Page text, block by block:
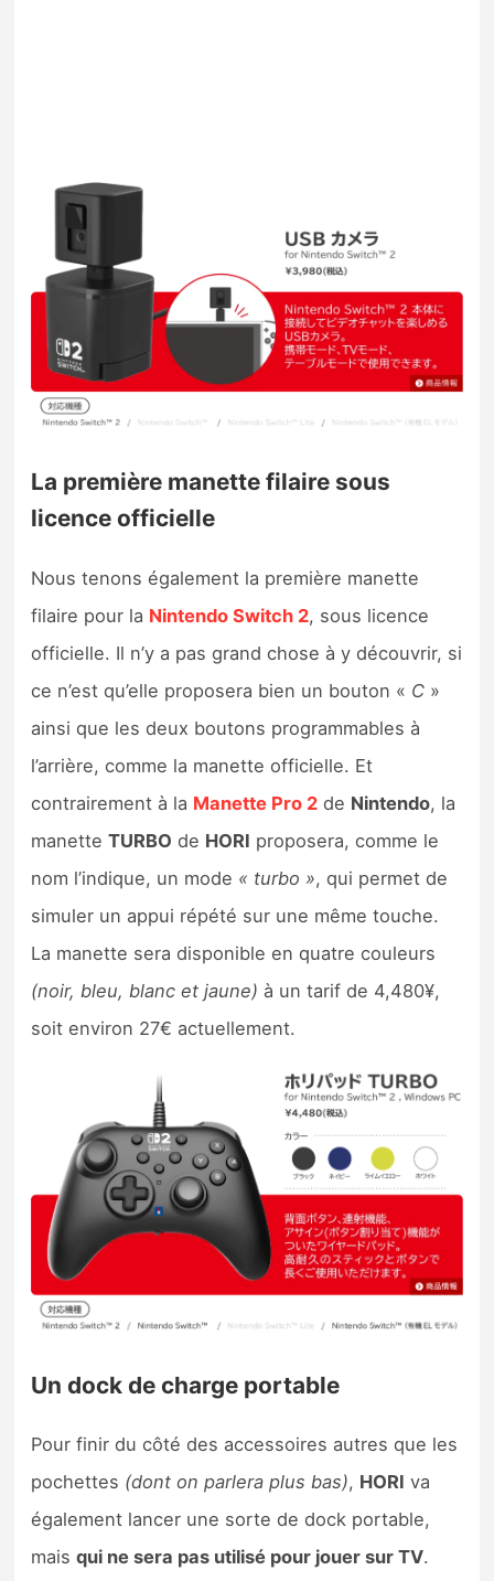
La première manette filaire sous
licence officielle
Nous tenons également la première manette
filaire pour la Nintendo Switch 2, sous licence
officielle. Il n’y a pas grand chose à y découvrir, si
ce n’est qu’elle proposera bien un bouton « C »
ainsi que les deux boutons programmables à
l’arrière, comme la manette officielle. Et
contrairement à la Manette Pro 2 de Nintendo, la
manetteTURBO de HORI proposera, comme le
nom l’indique, un mode « turbo », qui permet de
simuler un appui répété sur une même touche.
La manette sera disponible en quatre couleurs
(noir, bleu, blanc et jaune) à un tarif de 4,480¥,
soit environ 27€ actuellement.
Un dock de charge portable
Pour finir du côté des accessoires autres que les
pochettes (dont on parlera plus bas), HORI va
également lancer une sorte de dock portable,
maisqui ne sera pas utilisé pour jouer sur TV.